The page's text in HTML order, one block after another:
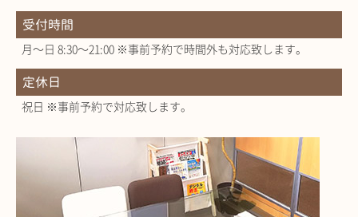
受付時間
月～日 8:30～21:00 ※事前予約で時間外も対応致します。
定休日
祝日 ※事前予約で対応致します。